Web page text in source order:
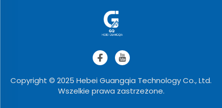
Copyright © 2025 Hebei Guangqia Technology Co., Ltd.
Wszelkie prawa zastrzeżone.